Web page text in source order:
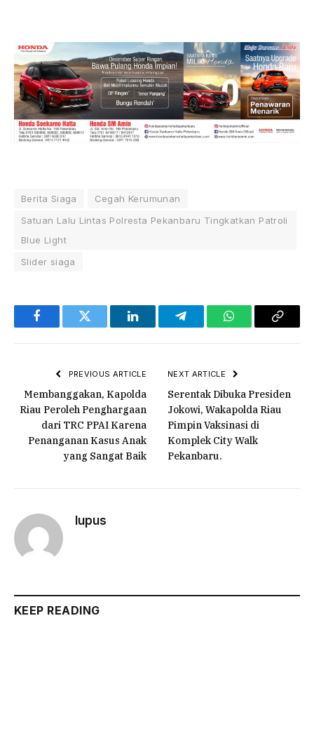
Berita Siaga
Cegah Kerumunan
Satuan Lalu Lintas Polresta Pekanbaru Tingkatkan Patroli
Blue Light
Slider siaga
FacebookTwitter LinkedInTelegramWhatsAppCopy
PREVIOUS ARTICLE
Membanggakan, Kapolda
Riau Peroleh Penghargaan
dari TRC PPAI Karena
Penanganan Kasus Anak
yang Sangat Baik
NEXT ARTICLE
Serentak Dibuka Presiden
Jokowi, Wakapolda Riau
Pimpin Vaksinasi di
Komplek City Walk
Pekanbaru.
lupus
KEEP READING